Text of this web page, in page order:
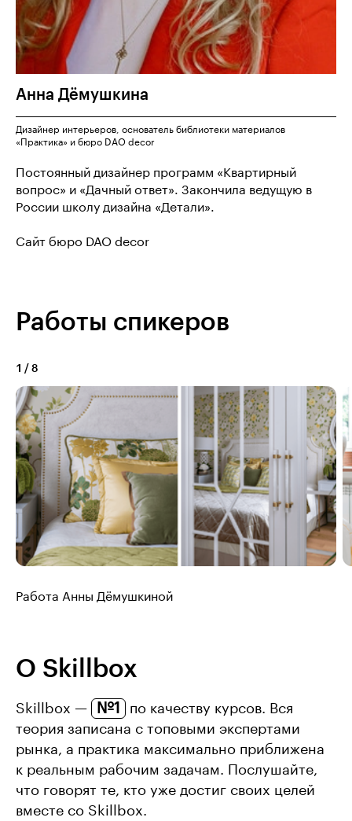
Анна Дёмушкина
Дизайнер интерьеров, основатель библиотеки материалов
«Практика» и бюро DAO decor
Постоянный дизайнер программ «Квартирный
вопрос» и «Дачный ответ». Закончила ведущую в
России школу дизайна «Детали».
Сайт бюро DAO decor
Работы спикеров
1 / 8
Работа Анны Дёмушкиной
О Skillbox
Skillbox — №1
по качеству курсов. Вся
теория записана с топовыми экспертами
рынка, а практика максимально приближена
к реальным рабочим задачам. Послушайте,
что говорят те, кто уже достиг своих целей
вместе со Skillbox.